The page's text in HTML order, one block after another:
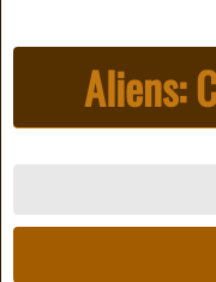
Aliens: